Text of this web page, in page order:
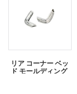
リア コーナー ベッ
ド モールディング